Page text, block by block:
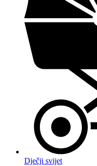
Dječji svijet